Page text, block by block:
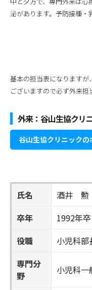
泌があります。予防接種・
基本の担当表になりますが
ございますので必ず外来担
外来：谷山生協クリ
谷山生協クリニック
氏名
酒井 勲
卒年
1992年卒
役職
小児科部
専門分
野
小児科